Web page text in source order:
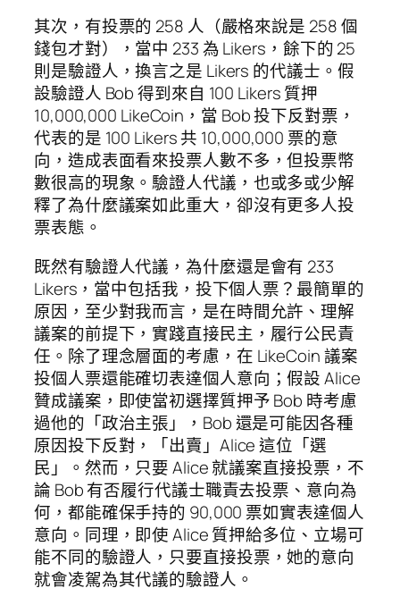
其次，有投票的 258 人（嚴格來說是 258 個
錢包才對），當中 233 為 Likers，餘下的 25
則是驗證人，換言之是 Likers 的代議士。假
設驗證人 Bob 得到來自 100 Likers 質押
10,000,000 LikeCoin，當 Bob 投下反對票，
代表的是 100 Likers 共 10,000,000 票的意
向，造成表面看來投票人數不多，但投票幣
數很高的現象。驗證人代議，也或多或少解
釋了為什麼議案如此重大，卻沒有更多人投
票表態。
既然有驗證人代議，為什麼還是會有 233
Likers，當中包括我，投下個人票？最簡單的
原因，至少對我而言，是在時間允許、理解
議案的前提下，實踐直接民主，履行公民責
任。除了理念層面的考慮，在 LikeCoin 議案
投個人票還能確切表達個人意向；假設 Alice
贊成議案，即使當初選擇質押予 Bob 時考慮
過他的「政治主張」，Bob 還是可能因各種
原因投下反對，「出賣」Alice 這位「選
民」。然而，只要 Alice 就議案直接投票，不
論 Bob 有否履行代議士職責去投票、意向為
何，都能確保手持的 90,000 票如實表達個人
意向。同理，即使 Alice 質押給多位、立場可
能不同的驗證人，只要直接投票，她的意向
就會凌駕為其代議的驗證人。